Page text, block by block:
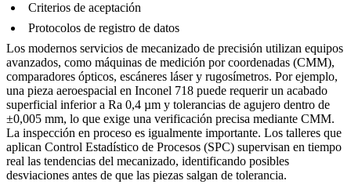
Criterios de aceptación
Protocolos de registro de datos
Los modernos servicios de mecanizado de precisión utilizan equipos
avanzados, como máquinas de medición por coordenadas (CMM),
comparadores ópticos, escáneres láser y rugosímetros. Por ejemplo,
una pieza aeroespacial en Inconel 718 puede requerir un acabado
superficial inferior a Ra 0,4 µm y tolerancias de agujero dentro de
±0,005 mm, lo que exige una verificación precisa mediante CMM.
La inspección en proceso es igualmente importante. Los talleres que
aplican Control Estadístico de Procesos (SPC) supervisan en tiempo
real las tendencias del mecanizado, identificando posibles
desviaciones antes de que las piezas salgan de tolerancia.